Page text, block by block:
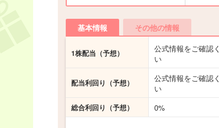
基本情報 その他の情報
1株配当 （予想）
公式情報をご確認
い
配当利回り （予想）
公式情報をご確認
い
総合利回り （予想） 0%